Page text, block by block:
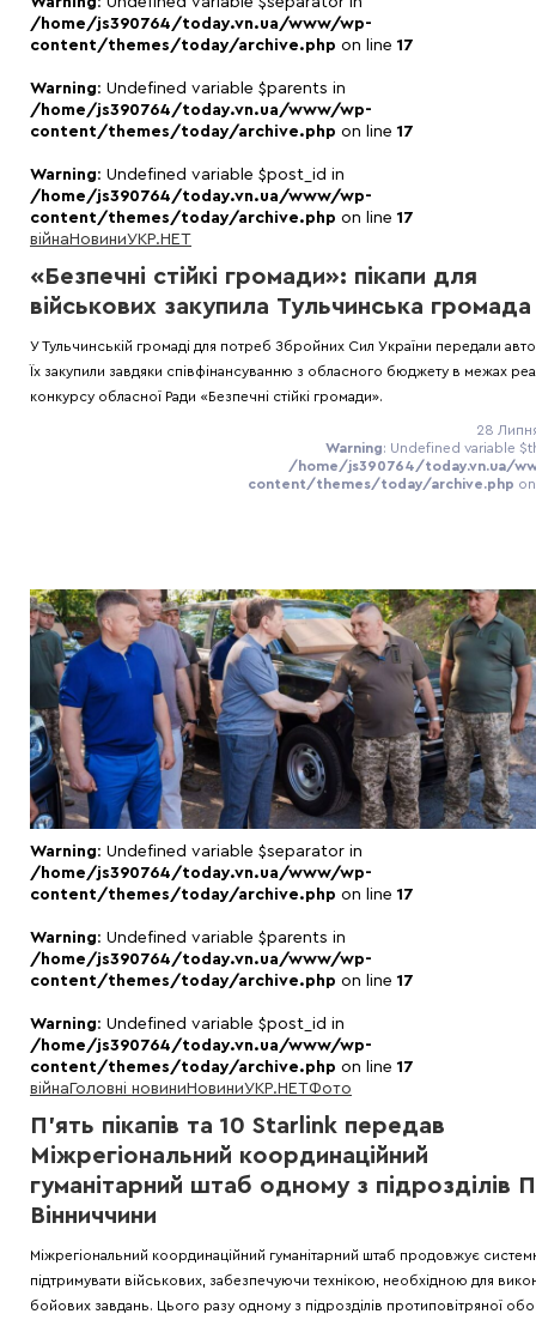
/home/js390764/today.vn.ua/www/wp-
content/themes/today/archive.php on line 17
Warning: Undefined variable $parents in
/home/js390764/today.vn.ua/www/wp-
content/themes/today/archive.php on line 17
Warning: Undefined variable $post_id in
/home/js390764/today.vn.ua/www/wp-
content/themes/today/archive.php on line 17
війна НовиниУКР.НЕТ
«Безпечні стійкі громади»: пікапи для
військових закупила Тульчинська громада
У Тульчинській громаді для потреб Збройних Сил України передали
Їх закупили завдяки співфінансуванню з обласного бюджету в межах
конкурсу обласної Ради «Безпечні стійкі громади».
28
Warning: Undefined variable
/home/js390764/today.vn.ua/
content/themes/today/archive.php
Warning: Undefined variable $separator in
/home/js390764/today.vn.ua/www/wp-
content/themes/today/archive.php on line 17
Warning: Undefined variable $parents in
/home/js390764/today.vn.ua/www/wp-
content/themes/today/archive.php on line 17
Warning: Undefined variable $post_id in
/home/js390764/today.vn.ua/www/wp-
content/themes/today/archive.php on line 17
війна Головні новини НовиниУКР.НЕТФото
П’ять пікапів та 10 Starlink передав
Міжрегіональний координаційний
гуманітарний штаб одному з підрозділів
Вінниччини
Міжрегіональний координаційний гуманітарний штаб продовжує
підтримувати військових, забезпечуючи технікою, необхідною для
бойових завдань. Цього разу одному з підрозділів протиповітряної